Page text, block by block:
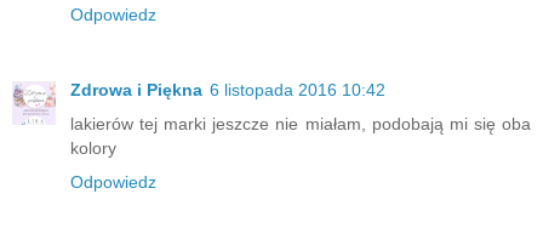
Odpowiedz
Zdrowa i Piękna 6 listopada 2016 10:42
lakierów tej marki jeszcze nie miałam, podobają mi się oba
kolory
Odpowiedz